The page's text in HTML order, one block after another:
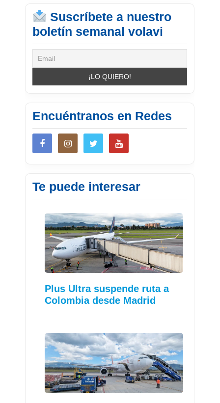
Suscríbete a nuestro
boletín semanal volavi
Encuéntranos en Redes
Te puede interesar
Plus Ultra suspende ruta a
Colombia desde Madrid